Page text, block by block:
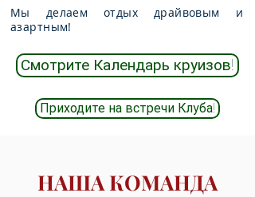
Мы делаем отдых драйвовым и
азартным!
Смотрите Календарь круизов!
Приходите на встречи Клуба!
НАША КОМАНДА